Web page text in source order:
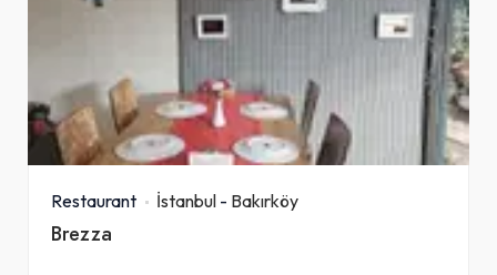
Restaurant İstanbul - Bakırköy
Brezza